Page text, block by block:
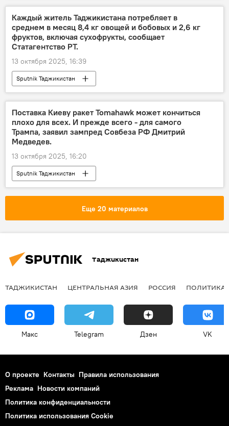
Кремль
переговоры
Каждый житель Таджикистана потребляет в
среднем в месяц 8,4 кг овощей и бобовых и 2,6 кг
фруктов, включая сухофрукты, сообщает
Статагентство РТ.
13 октября 2025, 16:39
Sputnik Таджикистан
Поставка Киеву ракет Tomahawk может кончиться
плохо для всех. И прежде всего - для самого
Трампа, заявил зампред Совбеза РФ Дмитрий
Медведев.
13 октября 2025, 16:20
Sputnik Таджикистан
Еще 20 материалов
Таджикистан
ТАДЖИКИСТАН ЦЕНТРАЛЬНАЯ АЗИЯ РОССИЯ ПОЛИТИКА
Макс Telegram Дзен VK
О проекте Контакты Правила использования
Реклама Новости компаний
Политика конфиденциальности
Политика использования Cookie